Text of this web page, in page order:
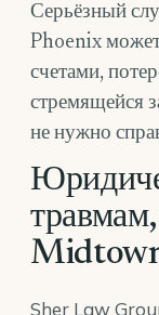
Серьёзный
Phoenix может
счетами,
стремящейся
не нужно
травмам,
Sher Law